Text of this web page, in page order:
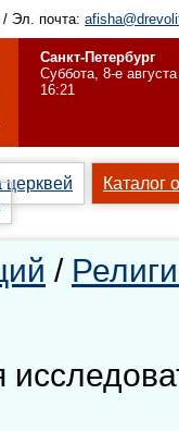
/ Эл. почта:
Санкт-Петербург
Суббота, 8-е августа
16:21
церквей
Каталог
/